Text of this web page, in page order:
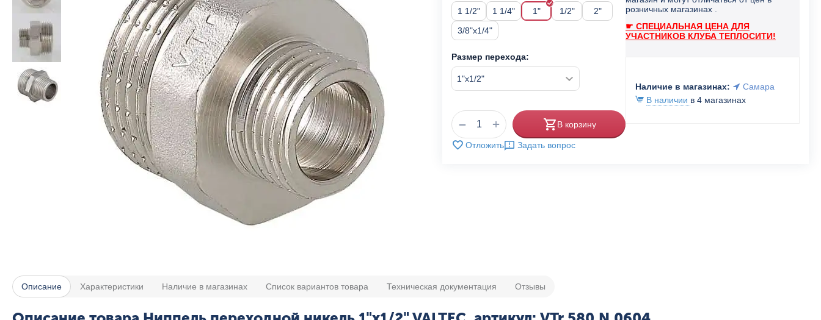
1 1/2"
1 1/4" 1" 1/2"
2"
3/8"x1/4"
Размер перехода:
+
− В корзину
Отложить Задать вопрос
розничных магазинах .
☛ СПЕЦИАЛЬНАЯ ЦЕНА ДЛЯ
УЧАСТНИКОВ КЛУБА ТЕПЛОСИТИ!
Наличие в магазинах:
Самара
В наличии в 4 магазинах
Описание Характеристики Наличие в магазинах Список вариантов товара Техническая документация Отзывы